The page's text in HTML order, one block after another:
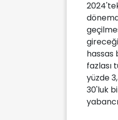
hassas
fazlası
yüzde
30'luk